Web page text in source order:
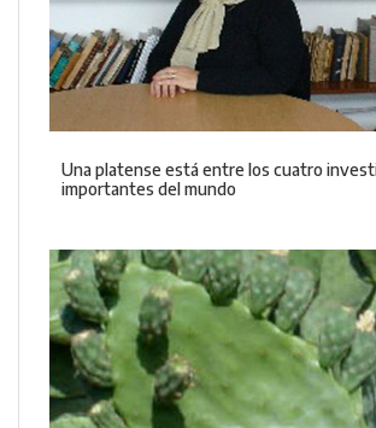
Una platense está entre los cuatro
importantes del mundo